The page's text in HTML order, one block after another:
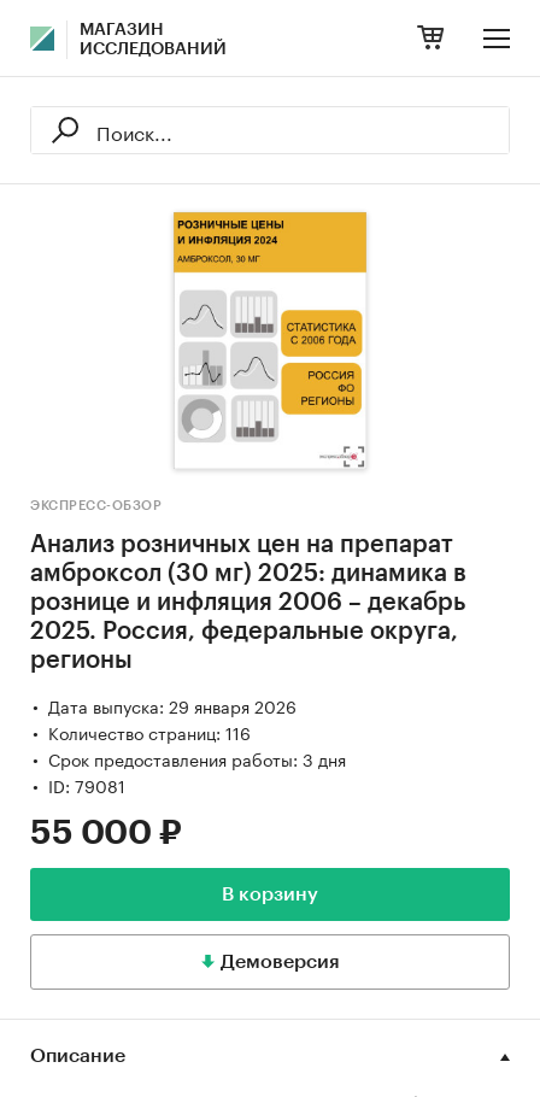
МАГАЗИН
ИССЛЕДОВАНИЙ
ЭКСПРЕСС-ОБЗОР
Анализ розничных цен на препарат
амброксол (30 мг) 2025: динамика в
рознице и инфляция 2006 – декабрь
2025. Россия, федеральные округа,
регионы
Дата выпуска: 29 января 2026
Количество страниц: 116
Срок предоставления работы: 3 дня
ID: 79081
55 000 ₽
В корзину
Демоверсия
Описание